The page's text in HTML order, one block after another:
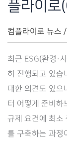
로
플라이
컴플라이로 뉴스 /
최근 ESG(환경·
히 진행되고 있습
대한 의견도 있으
터 어떻게 준비하
규제 요건에 최소
를 구축하는 과정